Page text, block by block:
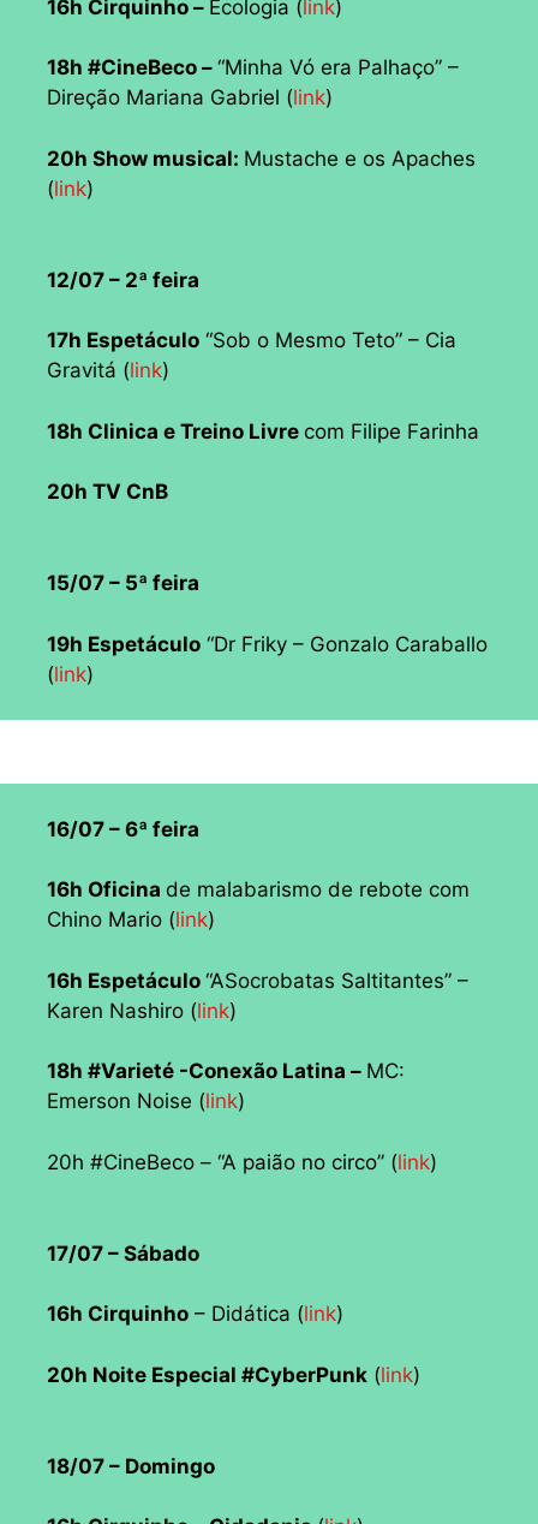
16h Cirquinho – Ecologia (link)
18h #CineBeco – “Minha Vó era Palhaço” –
Direção Mariana Gabriel (link)
20h Show musical: Mustache e os Apaches
(link)
12/07 – 2ª feira
17h Espetáculo“Sob o Mesmo Teto” – Cia
Gravitá (link)
18h Clinica e Treino Livre com Filipe Farinha
20h TV CnB
15/07 – 5ª feira
19h Espetáculo“Dr Friky – Gonzalo Caraballo
(link)
16/07 – 6ª feira
16h Oficina de malabarismo de rebote com
Chino Mario (link)
16h Espetáculo “ASocrobatas Saltitantes” –
Karen Nashiro (link)
18h #Varieté -Conexão Latina – MC:
Emerson Noise (link)
20h #CineBeco – “A paião no circo” (link)
17/07 – Sábado
16h Cirquinho– Didática (link)
20h Noite Especial #CyberPunk(link)
18/07 – Domingo